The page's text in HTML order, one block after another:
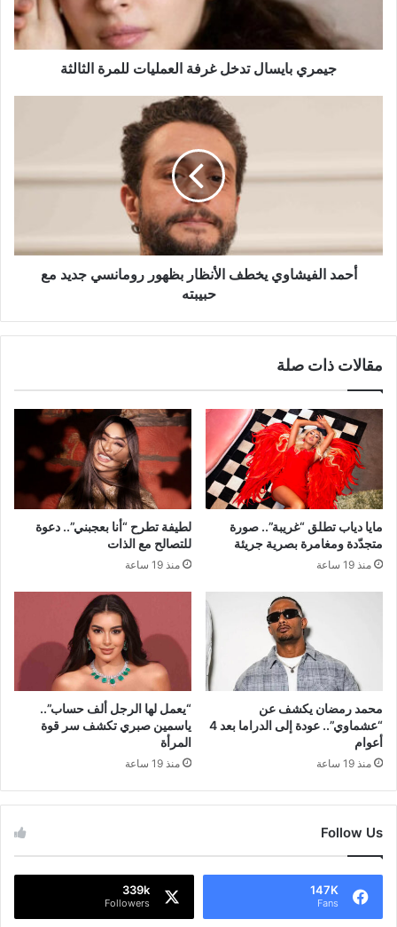
جيمري بايسال تدخل غرفة العمليات للمرة الثالثة
بظهور
حبيبته
أحمد الفيشاوي يخطف الأنظار بظهور رومانسي جديد مع
حبيبته
مقالات ذات صلة
مايا دياب تطلق “غريبة”.. صورة
متجدّدة ومغامرة بصرية جريئة
منذ 19 ساعة
لطيفة تطرح “أنا بعجبني”.. دعوة
للتصالح مع الذات
منذ 19 ساعة
محمد رمضان يكشف عن
“عشماوي”.. عودة إلى الدراما بعد 4
أعوام
منذ 19 ساعة
“يعمل لها الرجل ألف حساب”..
ياسمين صبري تكشف سر قوة
المرأة
منذ 19 ساعة
Follow Us
147K
Fans
339k
Followers